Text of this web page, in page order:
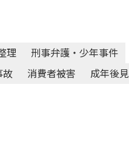
理
刑事弁護・少年事件
故 消費者被害
成年後見